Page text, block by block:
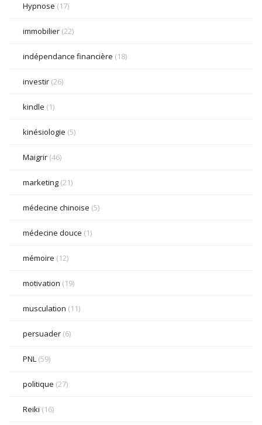
Hypnose (17)
immobilier (22)
indépendance financière (18)
investir (26)
kindle (1)
kinésiologie (5)
Maigrir (46)
marketing (21)
médecine chinoise (5)
médecine douce (1)
mémoire (12)
motivation (19)
musculation (11)
persuader (6)
PNL (59)
politique (27)
Reiki (16)